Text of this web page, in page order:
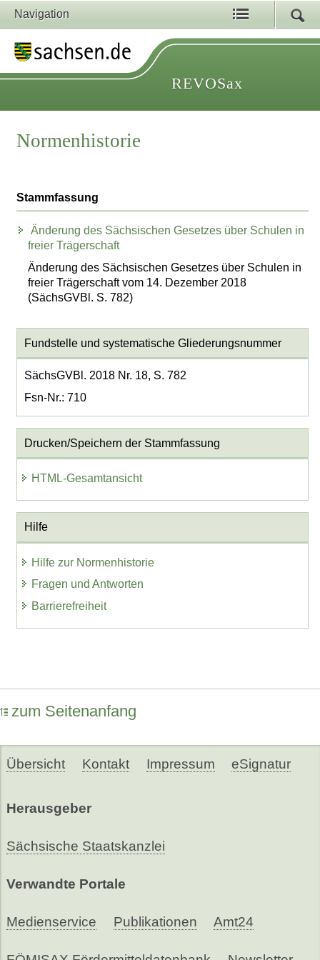
Navigation
REVOSax
Normenhistorie
Stammfassung
Änderung des Sächsischen Gesetzes über Schulen in
freier Trägerschaft
Änderung des Sächsischen Gesetzes über Schulen in
freier Trägerschaft vom 14. Dezember 2018
(SächsGVBl. S. 782)
Fundstelle und systematische Gliederungsnummer
SächsGVBl. 2018 Nr. 18, S. 782
Fsn-Nr.: 710
Drucken/Speichern der Stammfassung
HTML-Gesamtansicht
Hilfe
Hilfe zur Normenhistorie
Fragen und Antworten
Barrierefreiheit
zum Seitenanfang
Übersicht Kontakt Impressum eSignatur
Herausgeber
Sächsische Staatskanzlei
Verwandte Portale
Medienservice Publikationen Amt24